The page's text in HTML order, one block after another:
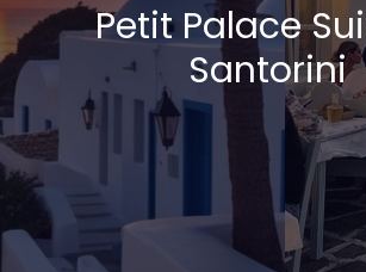
Petit Palace
Santorini